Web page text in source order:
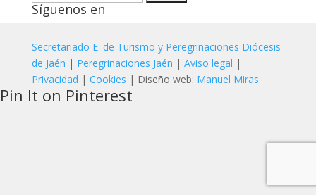
Síguenos en
Secretariado E. de Turismo y Peregrinaciones Diócesis
de Jaén | Peregrinaciones Jaén | Aviso legal |
Privacidad | Cookies | Diseño web: Manuel Miras
Pin It on Pinterest